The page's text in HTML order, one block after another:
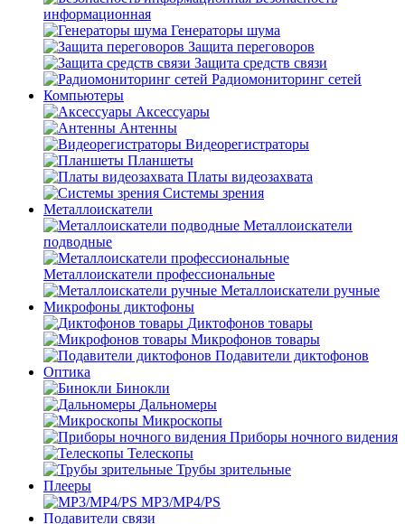
информационная
Генераторы шума
Защита переговоров
Защита средств связи
Радиомониторинг сетей
Компьютеры
Аксессуары
Антенны
Видеорегистраторы
Планшеты
Платы видеозахвата
Системы зрения
Металлоискатели
Металлоискатели
подводные
Металлоискатели профессиональные
Металлоискатели ручные
Микрофоны диктофоны
Диктофонов товары
Микрофонов товары
Подавители диктофонов
Оптика
Бинокли
Дальномеры
Микроскопы
Приборы ночного видения
Телескопы
Трубы зрительные
Плееры
MP3/MP4/PS
Подавители связи